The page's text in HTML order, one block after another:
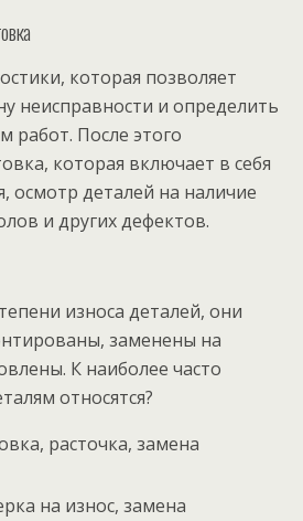
которая позволяет
неисправности и определить
работ. После этого
которая включает в себя
осмотр деталей на наличие
и других дефектов.
износа деталей, они
заменены на
К наиболее часто
относятся?
расточка, замена
на износ, замена